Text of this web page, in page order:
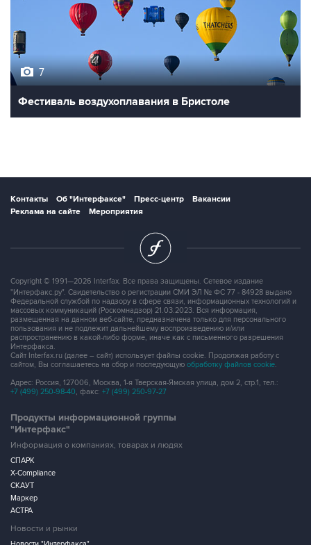
7
Фестиваль воздухоплавания в Бристоле
Контакты Об "Интерфаксе" Пресс-центр
Вакансии
Реклама на сайте
Мероприятия
Copyright © 1991—2026 Interfax. Все права защищены. Сетевое издание
"Интерфакс.ру". Свидетельство о регистрации СМИ ЭЛ № ФС 77 - 84928 выдано
Федеральной службой по надзору в сфере связи, информационных технологий и
массовых коммуникаций (Роскомнадзор) 21.03.2023. Вся информация,
размещенная на данном веб-сайте, предназначена только для персонального
пользования и не подлежит дальнейшему воспроизведению и/или
распространению в какой-либо форме, иначе как с письменного разрешения
Интерфакса.
Сайт Interfax.ru (далее – сайт) использует файлы cookie. Продолжая работу с
сайтом, Вы соглашаетесь на сбор и последующую обработку файлов cookie.
Адрес: Россия, 127006, Москва, 1-я Тверская-Ямская улица, дом 2, стр.1, тел.:
+7 (499) 250-98-40, факс: +7 (499) 250-97-27
Продукты информационной группы
"Интерфакс"
Информация о компаниях, товарах и людях
СПАРК
X-Compliance
СКАУТ
Маркер
АСТРА
Новости и рынки